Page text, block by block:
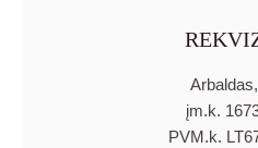
įm.k.
PVM.k.